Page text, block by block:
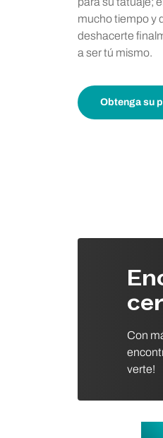
mucho tiempo y
deshacerte
a ser tú mismo.
Obtenga su
Con
verte!